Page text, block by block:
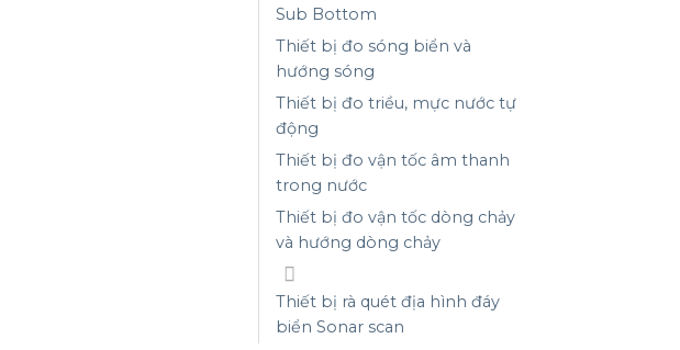
Sub Bottom
Thiết bị đo sóng biển và
hướng sóng
Thiết bị đo triều, mực nước tự
động
Thiết bị đo vận tốc âm thanh
trong nước
Thiết bị đo vận tốc dòng chảy
và hướng dòng chảy
Thiết bị rà quét địa hình đáy
biển Sonar scan